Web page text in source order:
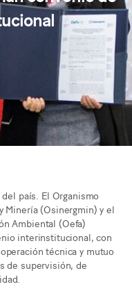
país. El Organismo
Minería (Osinergmin) y el
Ambiental (Oefa)
interinstitucional, con
técnica y mutuo
de supervisión, de